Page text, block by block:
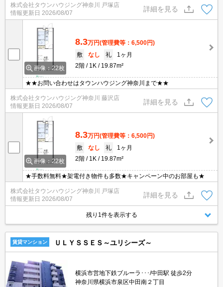
株式会社タウンハウジング神奈川 戸塚店
情報更新日 2026/08/07
詳細を見る
画像：22枚
8.3万円(管理費等：6,500円)
敷
なし 礼
1ヶ月
2階
1K 19.87m²
★★お問い合わせはタウンハウジング神奈川まで★★
株式会社タウンハウジング神奈川 藤沢店
情報更新日 2026/08/07
詳細を見る
画像：22枚
8.3万円(管理費等：6,500円)
敷
なし 礼
1ヶ月
2階
1K 19.87m²
★手数料無料★架電付き物件も多数★キャンペーン中のお部屋も★
株式会社タウンハウジング神奈川 戸塚店
情報更新日 2026/08/07
詳細を見る
残り1件を表示する
賃貸マンション ＵＬＹＳＳＥＳ～ユリシーズ～
横浜市営地下鉄ブルーラ･･･/中田駅 徒歩2分
神奈川県横浜市泉区中田南２丁目